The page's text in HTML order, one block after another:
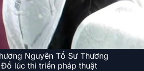
Nguyên Tổ Sư Thương
lúc thi triển pháp thuật